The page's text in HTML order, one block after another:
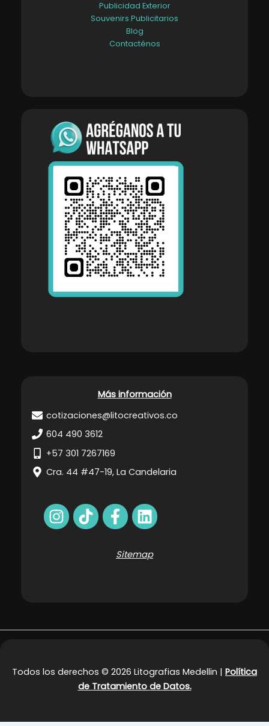
Publicidad Exterior
Souvenirs Publicitarios
Blog
Contacténos
Más información
cotizaciones@litocreativos.co
604 490 3612
+57 301 7267169
Cra. 44 #47-19, La Candelaria
Sitemap
Todos los derechos © 2026 Litografias Medellin | Política
de Tratamiento de Datos.